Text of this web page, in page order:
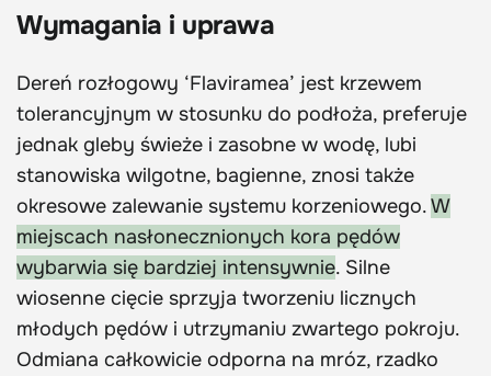
Wymagania i uprawa
Dereń rozłogowy ‘Flaviramea’ jest krzewem
tolerancyjnym w stosunku do podłoża, preferuje
jednak gleby świeże i zasobne w wodę, lubi
stanowiska wilgotne, bagienne, znosi także
okresowe zalewanie systemu korzeniowego.W
miejscach nasłonecznionych kora pędów
wybarwia się bardziej intensywnie. Silne
wiosenne cięcie sprzyja tworzeniu licznych
młodych pędów i utrzymaniu zwartego pokroju.
Odmiana całkowicie odporna na mróz, rzadko